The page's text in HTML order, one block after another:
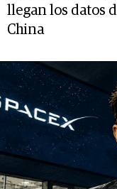
llegan los datos
China